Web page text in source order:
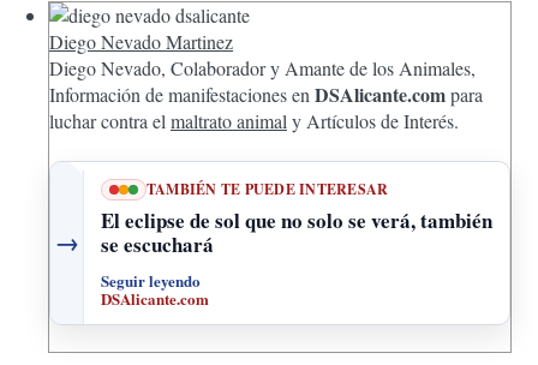
Diego Nevado Martinez
Diego Nevado, Colaborador y Amante de los Animales,
Información de manifestaciones en DSAlicante.compara
luchar contra el maltrato animal y Artículos de Interés.
→
TAMBIÉN TE PUEDE INTERESAR
El eclipse de sol que no solo se verá, también
se escuchará
Seguir leyendo
DSAlicante.com